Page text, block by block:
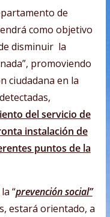
de
como objetivo
disminuir la
promoviendo
ciudadana en la
del servicio de
instalación de
puntos de la
“prevención social”
estará orientado, a